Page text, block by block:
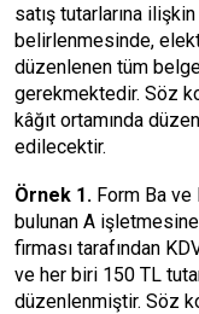
satış tutarlarına
belirlenmesinde,
düzenlenen tüm
gerekmektedir. Söz
kâğıt ortamında
edilecektir.
Örnek 1. Form Ba
bulunan A
firması tarafından
ve her biri 150 TL
düzenlenmiştir. Söz